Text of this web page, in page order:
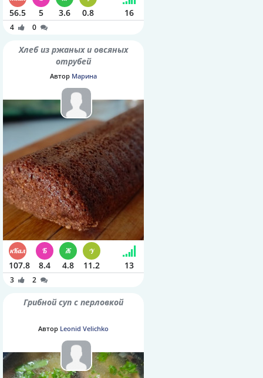
56.5 5 3.6 0.8 16
4 0
Хлеб из ржаных и овсяных
отрубей
Автор Марина
107.8 8.4 4.8 11.2 13
3 2
Грибной суп с перловкой
Автор Leonid Velichko